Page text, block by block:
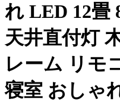
れ LED 12畳
天井直付灯
レーム リモ
寝室 おしゃ